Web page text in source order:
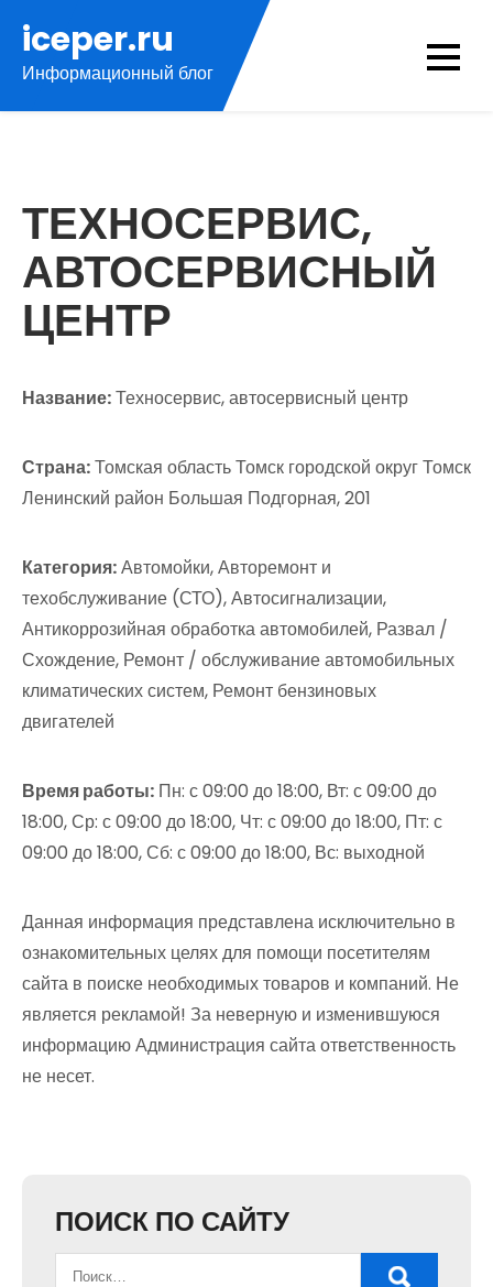
содержимому
iceper.ru
Информационный блог
ТЕХНОСЕРВИС,
АВТОСЕРВИСНЫЙ
ЦЕНТР
Название:Техносервис, автосервисный центр
Страна:Томская область Томск городской округ Томск
Ленинский район Большая Подгорная, 201
Категория:Автомойки, Авторемонт и
техобслуживание (СТО), Автосигнализации,
Антикоррозийная обработка автомобилей, Развал /
Схождение, Ремонт / обслуживание автомобильных
климатических систем, Ремонт бензиновых
двигателей
Время работы: Пн: с 09:00 до 18:00, Вт: с 09:00 до
18:00, Ср: с 09:00 до 18:00, Чт: с 09:00 до 18:00, Пт: с
09:00 до 18:00, Сб: с 09:00 до 18:00, Вс: выходной
Данная информация представлена исключительно в
ознакомительных целях для помощи посетителям
сайта в поиске необходимых товаров и компаний. Не
является рекламой! За неверную и изменившуюся
информацию Администрация сайта ответственность
не несет.
ПОИСК ПО САЙТУ